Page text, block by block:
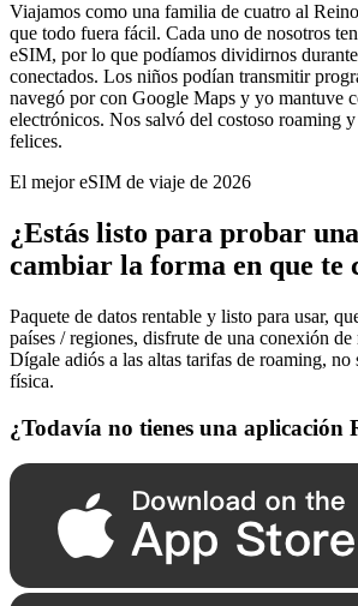
Viajamos como una familia de cuatro al
que todo fuera fácil. Cada uno de nosotros
eSIM, por lo que podíamos dividirnos
conectados. Los niños podían transmitir
navegó por con Google Maps y yo mantuve
electrónicos. Nos salvó del costoso roaming
felices.
El mejor eSIM de viaje de 2026
¿Estás listo para probar
cambiar la forma en que te
Paquete de datos rentable y listo para usar,
países / regiones, disfrute de una conexión
Dígale adiós a las altas tarifas de roaming,
física.
¿Todavía no tienes una aplicación